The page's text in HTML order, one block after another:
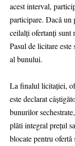
acest interval,
participare. Dacă un
ceilalți ofertanți sunt
Pasul de licitare
al bunului.
La finalul licitației,
este declarat
bunurilor
plăti integral prețul
blocate pentru